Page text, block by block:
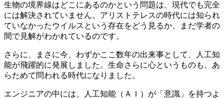
生物の境界線はどこにあるのかという問題は、現代でも完全
には解決されていません。アリストテレスの時代には知られ
ていなかったウイルスという存在をどう見るか、まだ学者の
間で見解がわかれているのです。
さらに、まさに今、わずかここ数年の出来事として、人工知
能が飛躍的に発展しました。生命さらに心というものも、あ
らためて問われる時代になりました。
エンジニアの中には、人工知能（ＡＩ）が「意識」を持つよ